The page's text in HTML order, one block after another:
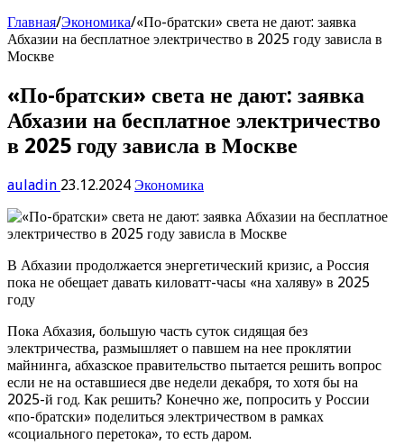
Главная/Экономика/«По-братски» света не дают: заявка
Абхазии на бесплатное электричество в 2025 году зависла в
Москве
«По-братски» света не дают: заявка
Абхазии на бесплатное электричество
в 2025 году зависла в Москве
auladin 23.12.2024 Экономика
В Абхазии продолжается энергетический кризис, а Россия
пока не обещает давать киловатт-часы «на халяву» в 2025
году
Пока Абхазия, большую часть суток сидящая без
электричества, размышляет о павшем на нее проклятии
майнинга, абхазское правительство пытается решить вопрос
если не на оставшиеся две недели декабря, то хотя бы на
2025-й год. Как решить? Конечно же, попросить у России
«по-братски» поделиться электричеством в рамках
«социального перетока», то есть даром.